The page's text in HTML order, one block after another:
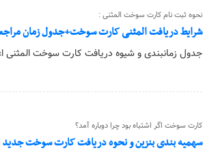
نحوه ثبت نام کارت سوخت المثنی :
شرایط دریافت المثنی کارت سوخت+جدول زمان
جدول زمانبندی و شیوه دریافت کارت سوخت المثنی
کارت سوخت اگر اشتباه بود چرا دوباره آمد؟
سهمیه بندی بنزین و نحوه دریافت کارت سوخت جدید